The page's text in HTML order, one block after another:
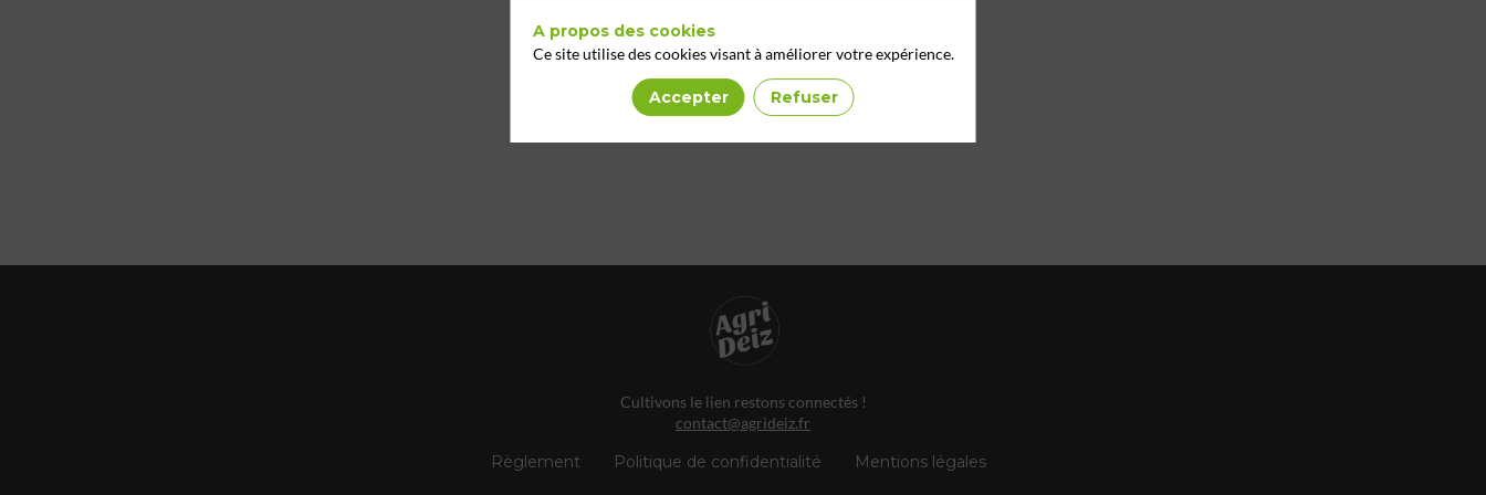
Cultivons le lien restons connectés !
contact@agrideiz.fr
Règlement Politique de confidentialité Mentions légales
A propos des cookies
Ce site utilise des cookies visant à améliorer votre expérience.
Accepter Refuser